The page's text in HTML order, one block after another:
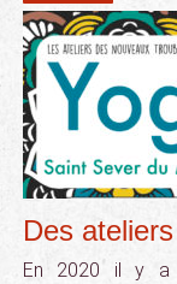
Des
En 2020 il y a